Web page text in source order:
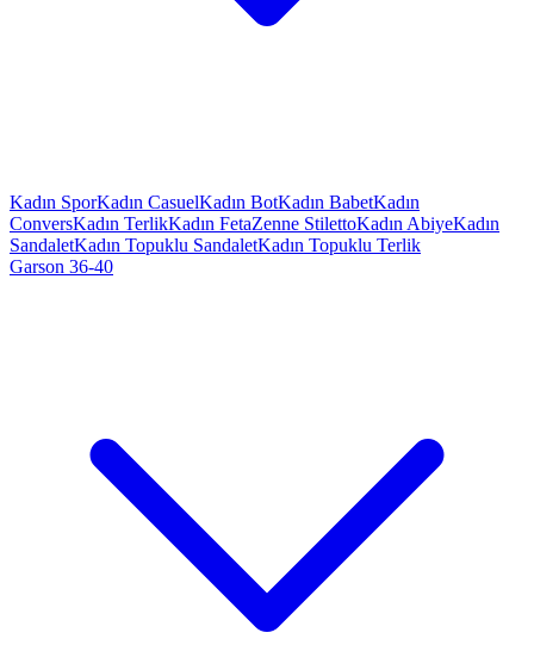
Kadın SporKadın CasuelKadın BotKadın BabetKadın
ConversKadın TerlikKadın FetaZenne StilettoKadın AbiyeKadın
SandaletKadın Topuklu SandaletKadın Topuklu Terlik
Garson 36-40